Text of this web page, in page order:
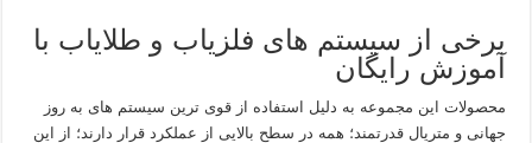
برخی از سیستم های فلزیاب و طلایاب با
آموزش رایگان
محصولات این مجموعه به دلیل استفاده از قوی ترین سیستم های به روز
جهانی و متریال قدرتمند؛ همه در سطح بالایی از عملکرد قرار دارند؛ از این